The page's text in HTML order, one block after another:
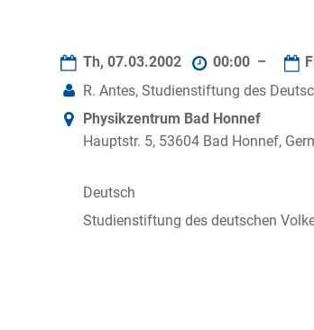
Th, 07.03.2002 00:00 –
R. Antes, Studienstiftung des
Physikzentrum Bad Honnef
Hauptstr. 5, 53604 Bad Honnef,
Deutsch
Studienstiftung des deutschen